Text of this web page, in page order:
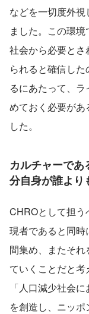
などを一切度外
ました。この環境
社会から必要と
られると確信し
るにあたって、
めておく必要が
した。
カルチャーで
分自身が誰より
CHROとして担う
現者であると同
間集め、またそ
ていくことだと
「人口減少社会
を創造し、ニッ